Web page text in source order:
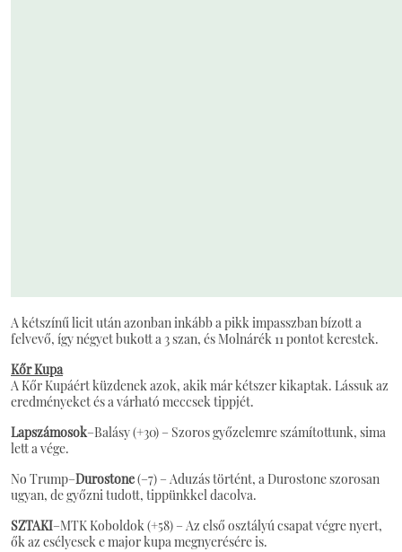
A kétszínű licit után azonban inkább a pikk impasszban bízott a
felvevő, így négyet bukott a 3 szan, és Molnárék 11 pontot kerestek.
Kőr Kupa
A Kőr Kupáért küzdenek azok, akik már kétszer kikaptak. Lássuk az
eredményeket és a várható meccsek tippjét.
Lapszámosok–Balásy (+30) – Szoros győzelemre számítottunk, sima
lett a vége.
No Trump–Durostone(–7) – Aduzás történt, a Durostone szorosan
ugyan, de győzni tudott, tippünkkel dacolva.
SZTAKI–MTK Koboldok (+58) – Az első osztályú csapat végre nyert,
ők az esélyesek e major kupa megnyerésére is.